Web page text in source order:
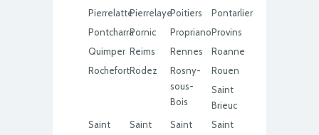
PierrelattePierrelayePoitiers
Pontarlier
PontcharraPornic ProprianoProvins
Quimper Reims Rennes
Roanne
RochefortRodez
Rosny-
sous-
Bois
Rouen
Saint
Brieuc
Saint
Saint
Saint
Saint